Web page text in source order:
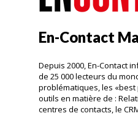
En-Contact
Depuis 2000, En-Contact
de 25 000 lecteurs du
problématiques, les «best
outils en matière de :
centres de contacts, le